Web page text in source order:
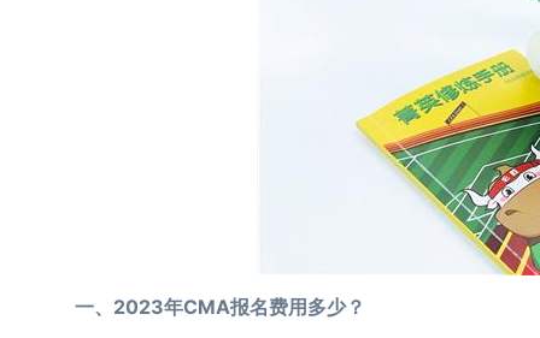
一、2023年CMA报名费用多少？